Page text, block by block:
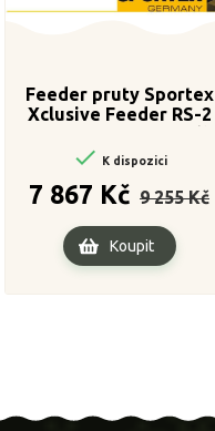
Feeder pruty Sportex
Xclusive Feeder RS-2
395cm /
 K dispozici
7 867 Kč
cena
9 255 Kč
Koupit